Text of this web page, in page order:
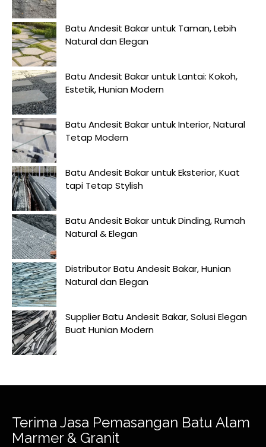
Batu Andesit Bakar untuk Taman, Lebih
Natural dan Elegan
Batu Andesit Bakar untuk Lantai: Kokoh,
Estetik, Hunian Modern
Batu Andesit Bakar untuk Interior, Natural
Tetap Modern
Batu Andesit Bakar untuk Eksterior, Kuat
tapi Tetap Stylish
Batu Andesit Bakar untuk Dinding, Rumah
Natural & Elegan
Distributor Batu Andesit Bakar, Hunian
Natural dan Elegan
Supplier Batu Andesit Bakar, Solusi Elegan
Buat Hunian Modern
Terima Jasa Pemasangan Batu Alam
Marmer & Granit